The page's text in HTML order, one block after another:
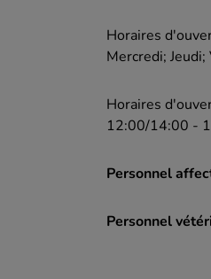
Horaires
Mercredi;
Horaires
12:00/14:00 -
Personnel
Personnel